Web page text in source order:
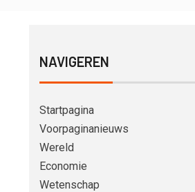
NAVIGEREN
Startpagina
Voorpaginanieuws
Wereld
Economie
Wetenschap